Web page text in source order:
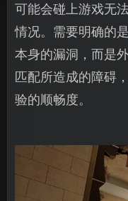
可能会碰上游戏无
情况。需要明确的
本身的漏洞，而是
匹配所造成的障碍
验的顺畅度。